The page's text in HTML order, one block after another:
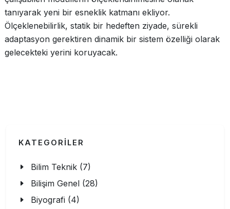
tanıyarak yeni bir esneklik katmanı ekliyor.
Ölçeklenebilirlik, statik bir hedeften ziyade, sürekli
adaptasyon gerektiren dinamik bir sistem özelliği olarak
gelecekteki yerini koruyacak.
KATEGORİLER
Bilim Teknik (7)
Bilişim Genel (28)
Biyografi (4)